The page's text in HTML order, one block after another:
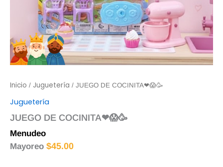
Inicio / Juguetería / JUEGO DE COCINITA❤😱🥳
Juguetería
JUEGO DE COCINITA❤😱🥳
Menudeo
Mayoreo $45.00